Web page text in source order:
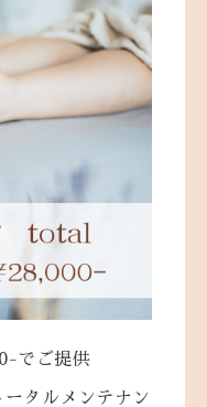
でご提供
タルメンテナン